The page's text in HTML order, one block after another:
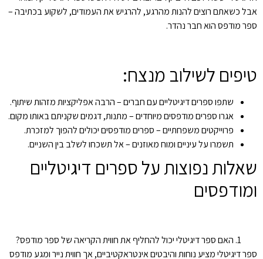
אבל כשאתם רוצים להנות מהרגע, להרגיש את העמודים, לשקוע בכתיבה –
ספר מודפס הוא חבר נהדר.
טיפים לשילוב מנצח:
שתפו ספרים דיגיטליים עם חברים – הרבה אפליקציות מזהות שיתוף.
אגרו ספרים מודפסים מיוחדים – מתנות, דגמים שקניתם באותו מקום.
פרוייקטים משפחתיים – ספרים מודפסים יכולים להפוך למזכרת.
תשמרו על עיניים ומוח מאוזנים – אל תשכחו לשלב בין השניים.
שאלות נפוצות על ספרים דיגיטליים
ומודפסים
האם ספר דיגיטלי יכול להחליף את חווית הקריאה של ספר מודפס?
ספר דיגיטלי מציע נוחות והיבטים אינטראקטיביים, אך חווית נייר ומגע מודפס